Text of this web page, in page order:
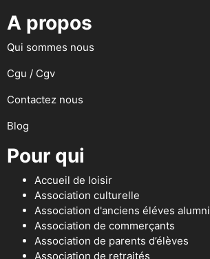
A propos
Qui sommes nous
Cgu / Cgv
Contactez nous
Blog
Pour qui
Accueil de loisir
Association culturelle
Association d'anciens éléves alumni
Association de commerçants
Association de parents d’élèves
Association de retraités